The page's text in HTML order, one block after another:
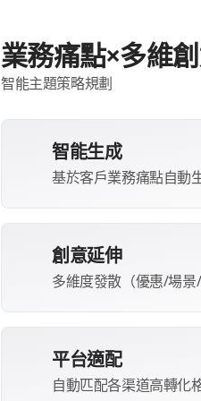
業務痛點×多維
智能主題策略規劃
智能生成
基於客戶業務痛點自動
創意延伸
多維度發散（優惠/場
平台適配
自動匹配各渠道高轉化